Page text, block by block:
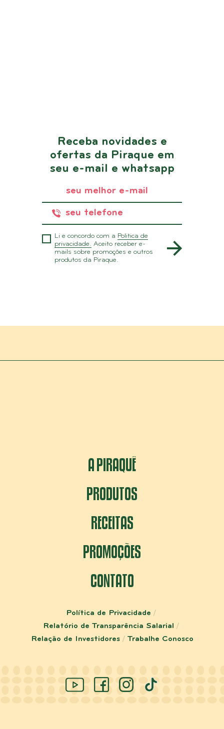
Receba novidades e
ofertas da Piraque em
seu e-mail e whatsapp
Li e concordo com a Politica de
privacidade. Aceito receber e-
mails sobre promoções e outros
produtos da Piraque.
A PIRAQUÊ
PRODUTOS
RECEITAS
PROMOÇÕES
CONTATO
Política de Privacidade
Relatório de Transparência Salarial
Relação de Investidores
Trabalhe Conosco